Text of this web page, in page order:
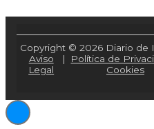
Copyright © 2026 Diario de
Aviso
Legal
|
Política de
Cookies